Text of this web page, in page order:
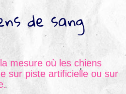
de sang
mesure où les chiens
sur piste artificielle ou sur